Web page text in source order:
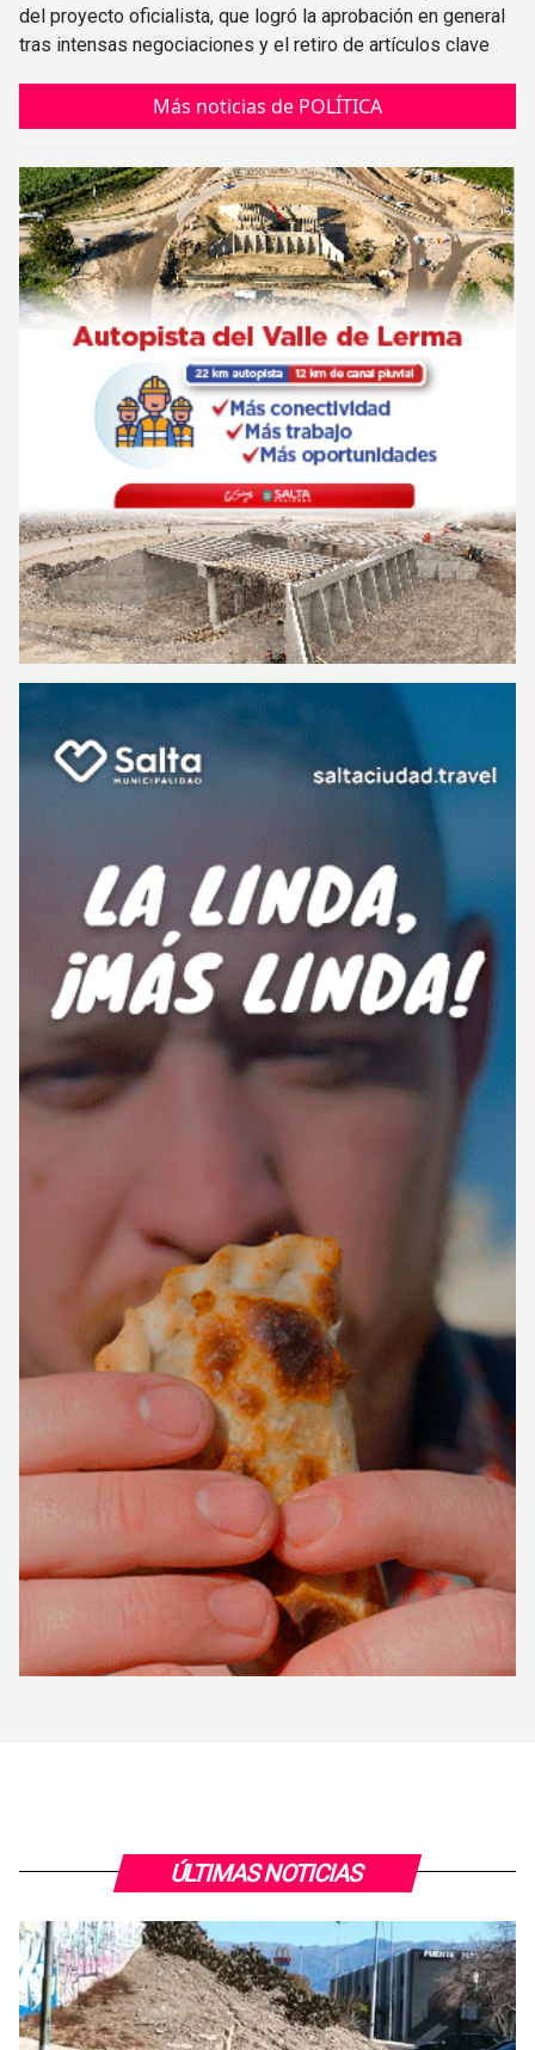
del proyecto oficialista, que logró la aprobación en general
tras intensas negociaciones y el retiro de artículos clave
Más noticias de POLÍTICA
ÚLTIMAS NOTICIAS